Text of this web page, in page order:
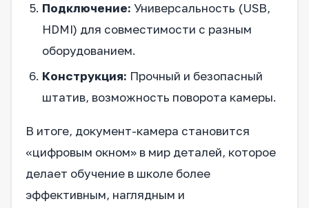
Подключение: Универсальность (USB,
HDMI) для совместимости с разным
оборудованием.
Конструкция: Прочный и безопасный
штатив, возможность поворота камеры.
В итоге, документ-камера становится
«цифровым окном» в мир деталей, которое
делает обучение в школе более
эффективным, наглядным и